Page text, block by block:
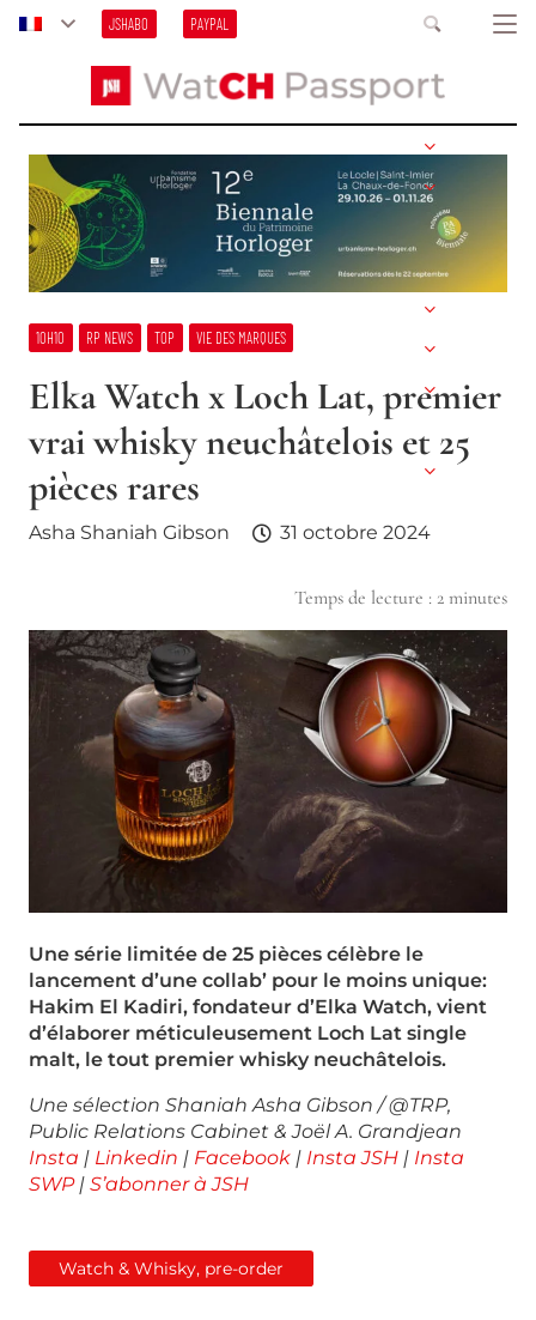
JSHABO PAYPAL
10H10 RP NEWS TOP VIE DES MARQUES
Elka Watch x Loch Lat, premier
vrai whisky neuchâtelois et 25
pièces rares
Asha Shaniah Gibson 31 octobre 2024
Temps de lecture : 2 minutes
Une série limitée de 25 pièces célèbre le
lancement d’une collab’ pour le moins unique:
Hakim El Kadiri, fondateur d’Elka Watch, vient
d’élaborer méticuleusement Loch Lat single
malt, le tout premier whisky neuchâtelois.
Une sélection Shaniah Asha Gibson / @TRP,
Public Relations Cabinet & Joël A. Grandjean
Insta | Linkedin | Facebook | Insta JSH | Insta
SWP| S’abonner à JSH
Watch & Whisky, pre-order